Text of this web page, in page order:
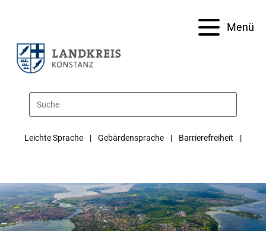
Menü
Leichte Sprache Gebärdensprache Barrierefreiheit